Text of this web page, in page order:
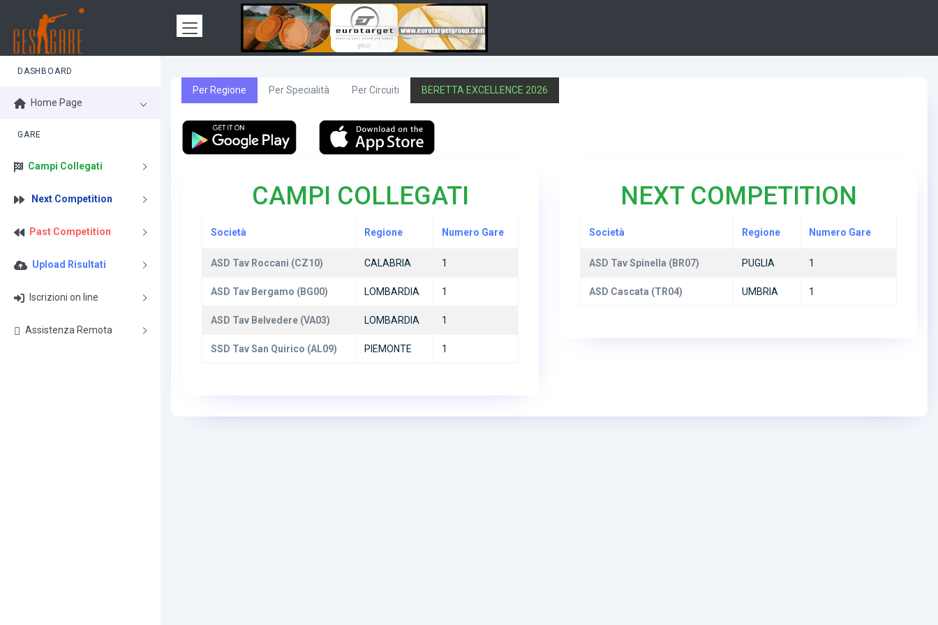
DASHBOARD
Home Page
GARE
Campi Collegati
Next Competition
Past Competition
Upload Risultati
Iscrizioni on line
Assistenza Remota
Per Regione Per Specialità Per Circuiti BERETTA EXCELLENCE 2026
CAMPI COLLEGATI
Società Regione Numero Gare
ASD Tav Roccani (CZ10) CALABRIA 1
ASD Tav Bergamo (BG00) LOMBARDIA 1
ASD Tav Belvedere (VA03) LOMBARDIA 1
SSD Tav San Quirico (AL09) PIEMONTE 1
NEXT COMPETITION
Società Regione Numero Gare
ASD Tav Spinella (BR07) PUGLIA 1
ASD Cascata (TR04) UMBRIA 1